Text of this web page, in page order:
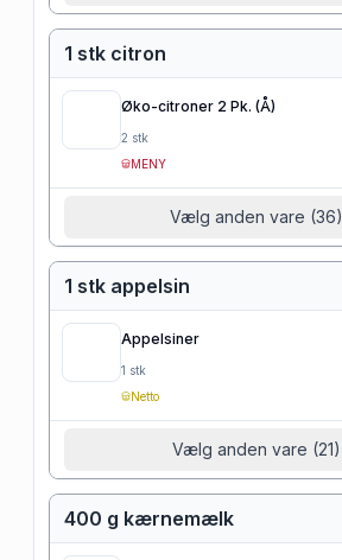
1 stk citron
Øko-citroner 2 Pk. (Å)
2 stk
MENY
Vælg anden vare (36)
1 stk appelsin
Appelsiner
1 stk
Netto
Vælg anden vare (21)
400 g kærnemælk